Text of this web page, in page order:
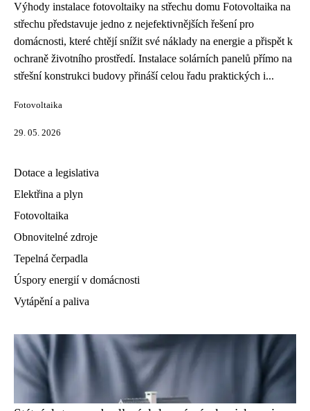
Výhody instalace fotovoltaiky na střechu domu Fotovoltaika na
střechu představuje jedno z nejefektivnějších řešení pro
domácnosti, které chtějí snížit své náklady na energie a přispět k
ochraně životního prostředí. Instalace solárních panelů přímo na
střešní konstrukci budovy přináší celou řadu praktických i...
Fotovoltaika
29. 05. 2026
Dotace a legislativa
Elektřina a plyn
Fotovoltaika
Obnovitelné zdroje
Tepelná čerpadla
Úspory energií v domácnosti
Vytápění a paliva